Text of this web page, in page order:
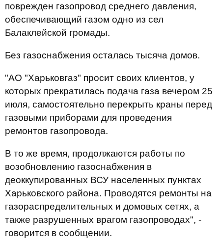
поврежден газопровод среднего давления,
обеспечивающий газом одно из сел
Балаклейской громады.
Без газоснабжения осталась тысяча домов.
"АО "Харьковгаз" просит своих клиентов, у
которых прекратилась подача газа вечером 25
июля, самостоятельно перекрыть краны перед
газовыми приборами для проведения
ремонтов газопровода.
В то же время, продолжаются работы по
возобновлению газоснабжения в
деоккупированных ВСУ населенных пунктах
Харьковского района. Проводятся ремонты на
газораспределительных и домовых сетях, а
также разрушенных врагом газопроводах", -
говорится в сообщении.